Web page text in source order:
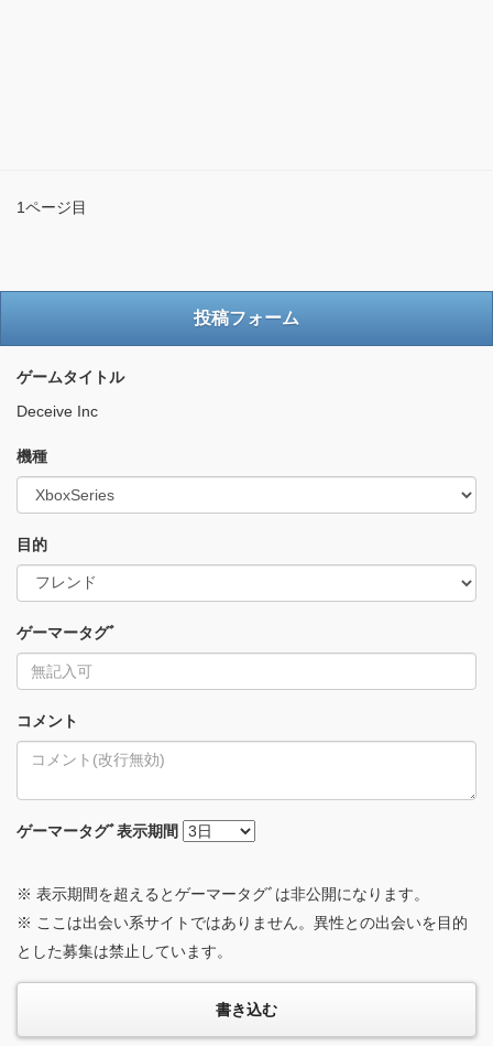
1ページ目
投稿フォーム
ゲームタイトル
Deceive Inc
機種
目的
ゲーマータグﾞ
コメント
ゲーマータグﾞ表示期間
※ 表示期間を超えるとゲーマータグﾞは非公開になります。
※ ここは出会い系サイトではありません。異性との出会いを目的
とした募集は禁止しています。